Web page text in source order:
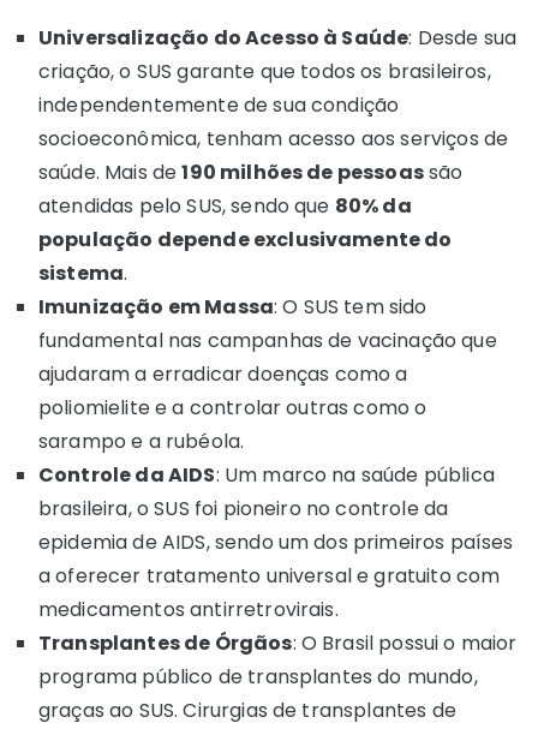
Universalização do Acesso à Saúde: Desde sua
criação, o SUS garante que todos os brasileiros,
independentemente de sua condição
socioeconômica, tenham acesso aos serviços de
saúde. Mais de190 milhões de pessoassão
atendidas pelo SUS, sendo que 80% da
população depende exclusivamente do
sistema.
Imunização em Massa: O SUS tem sido
fundamental nas campanhas de vacinação que
ajudaram a erradicar doenças como a
poliomielite e a controlar outras como o
sarampo e a rubéola.
Controle da AIDS: Um marco na saúde pública
brasileira, o SUS foi pioneiro no controle da
epidemia de AIDS, sendo um dos primeiros países
a oferecer tratamento universal e gratuito com
medicamentos antirretrovirais.
Transplantes de Órgãos: O Brasil possui o maior
programa público de transplantes do mundo,
graças ao SUS. Cirurgias de transplantes de